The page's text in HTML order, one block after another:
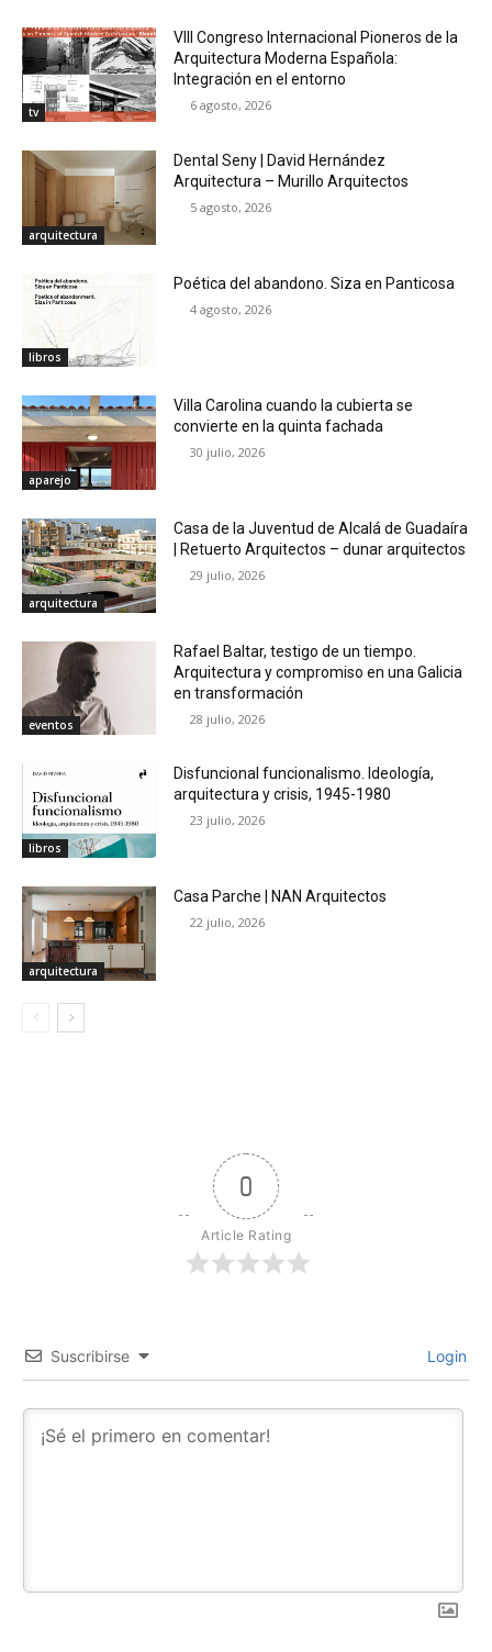
tv
VIII Congreso Internacional Pioneros de la
Arquitectura Moderna Española:
Integración en el entorno
6 agosto, 2026
arquitectura
Dental Seny | David Hernández
Arquitectura – Murillo Arquitectos
5 agosto, 2026
libros
Poética del abandono. Siza en Panticosa
4 agosto, 2026
aparejo
Villa Carolina cuando la cubierta se
convierte en la quinta fachada
30 julio, 2026
arquitectura
Casa de la Juventud de Alcalá de Guadaíra
| Retuerto Arquitectos – dunar arquitectos
29 julio, 2026
eventos
Rafael Baltar, testigo de un tiempo.
Arquitectura y compromiso en una Galicia
en transformación
28 julio, 2026
libros
Disfuncional funcionalismo. Ideología,
arquitectura y crisis, 1945-1980
23 julio, 2026
arquitectura
Casa Parche | NAN Arquitectos
22 julio, 2026
0
Article Rating
Suscribirse Login